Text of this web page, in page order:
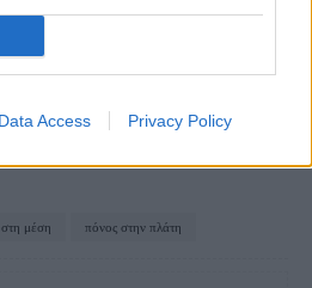
Data Access Privacy Policy
ανατάραξης μωρού και
μέση πόνος στην πλάτη